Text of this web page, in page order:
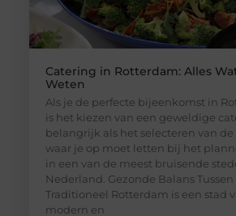
Catering in Rotterdam: Alles
Weten
Als je de perfecte bijeenkomst in
is het kiezen van een geweldige
belangrijk als het selecteren van de
waar je op moet letten bij het
in een van de meest bruisende
Nederland. Gezonde Balans
Traditioneel Rotterdam is een stad
modern en